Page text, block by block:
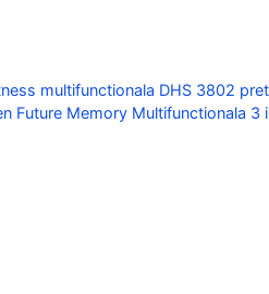
multifunctionala DHS 3802
Future Memory Multifunctionala